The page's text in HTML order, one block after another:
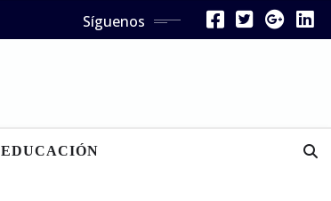
Síguenos
EDUCACIÓN